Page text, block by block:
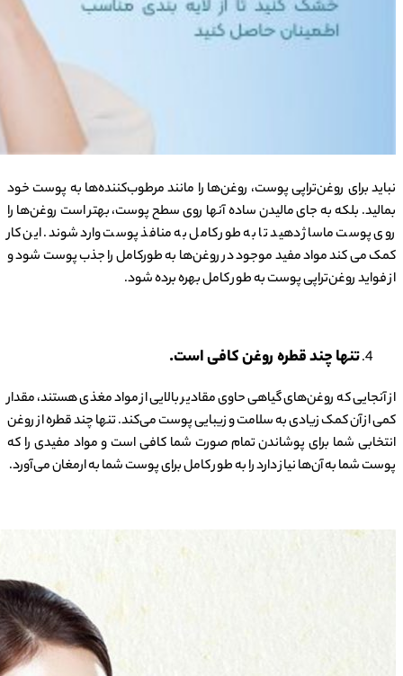
نباید برای روغن‌تراپی پوست، روغن‌ها را مانند مرطوب‌کننده‌ها به پوست خود
بمالید. بلکه به جای مالیدن ساده آنها روی سطح پوست، بهتر است روغن‌ها را
روی پوست ماساژ دهید تا به طور کامل به منافذ پوست وارد شوند. این کار
کمک می کند مواد مفید موجود در روغن‌ها به طورکامل را جذب پوست شود و
از فواید روغن‌تراپی پوست به طور کامل بهره برده شود.
تنها چند قطره روغن کافی است.
از آنجایی که روغن‌های گیاهی حاوی مقادیر بالایی از مواد مغذی هستند، مقدار
کمی از آن کمک زیادی به سلامت و زیبایی پوست می‌کند. تنها چند قطره از روغن
انتخابی شما برای پوشاندن تمام صورت شما کافی است و مواد مفیدی را که
پوست شما به آن‌ها نیاز دارد را به طور کامل برای پوست شما به ارمغان می‌آورد.